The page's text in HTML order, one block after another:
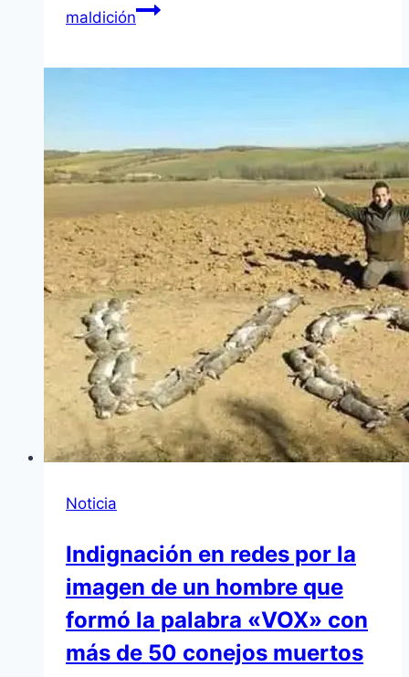
maldición
Noticia
Indignación en redes por la
imagen de un hombre que
formó la palabra «VOX» con
más de 50 conejos muertos